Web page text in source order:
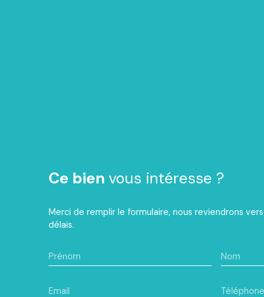
Ce bien vous intéresse ?
Merci de remplir le formulaire, nous reviendrons
délais.
Prénom Nom
Email Téléphone